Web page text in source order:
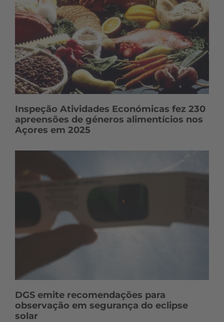
Inspeção Atividades Económicas fez 230
apreensões de géneros alimentícios nos
Açores em 2025
DGS emite recomendações para
observação em segurança do eclipse
solar